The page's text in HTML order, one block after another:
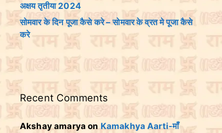
अक्षय तृतीया 2024
सोमवार के दिन पूजा कैसे करे – सोमवार के व्रत मे पूजा कैसे
करे
Recent Comments
Akshay amarya onKamakhya Aarti-माँ